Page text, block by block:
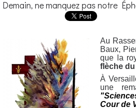
Demain, ne manquez pas notre
Au
Baux,
que la
flèche
À
une
Cour de